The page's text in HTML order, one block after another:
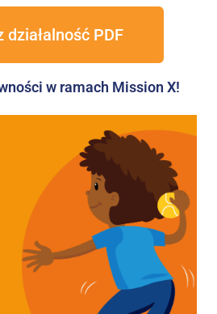
działalność PDF
w ramach Mission X!